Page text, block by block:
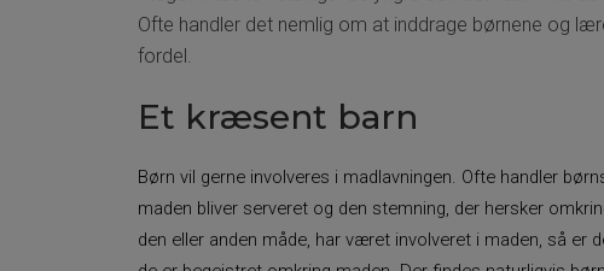
Ofte handler det nemlig om at inddrage børnene og
fordel.
Et kræsent barn
Børn vil gerne involveres i madlavningen. Ofte handler
maden bliver serveret og den stemning, der hersker
den eller anden måde, har været involveret i maden, så er